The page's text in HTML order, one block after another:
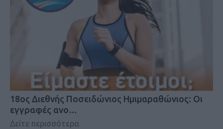
18oς Διεθνής Ποσειδώνιος Ημιμαραθώνιος: Οι
εγγραφές ανο…
Δείτε περισσότερα